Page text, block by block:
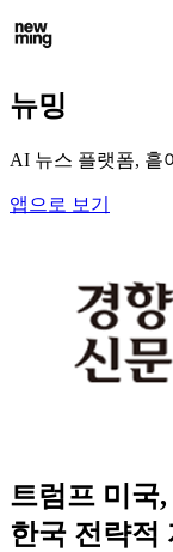
뉴밍
AI 뉴스 플랫폼, 흩
앱으로 보기
트럼프 미국
한국 전략적